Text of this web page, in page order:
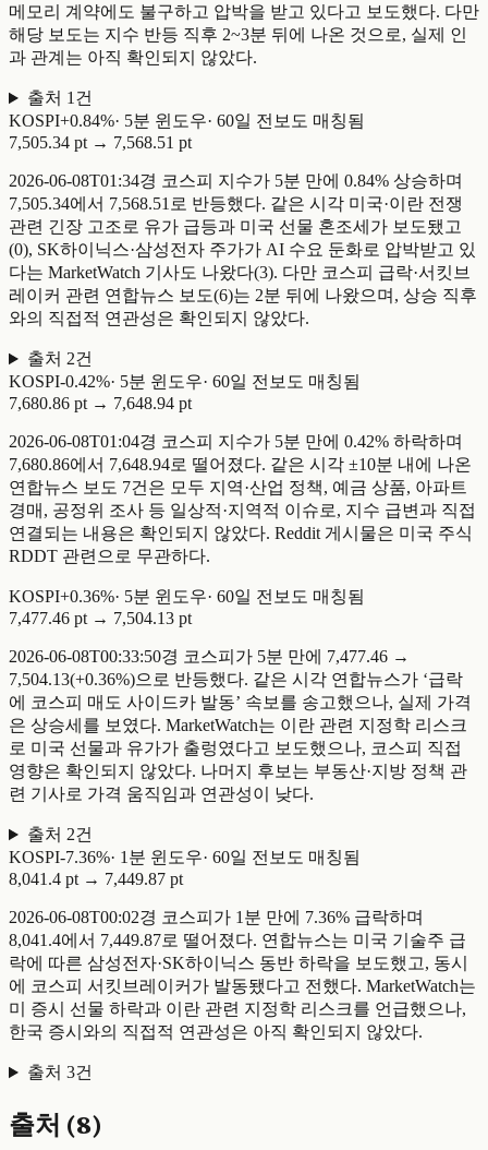
메모리 계약에도 불구하고 압박을 받고 있다고 보도했다. 다만
해당 보도는 지수 반등 직후 2~3분 뒤에 나온 것으로, 실제 인
과 관계는 아직 확인되지 않았다.
출처 1 건
KOSPI+0.84%· 5분 윈도우· 60일 전 보도 매칭됨
7,505.34 pt → 7,568.51 pt
2026-06-08T01:34경 코스피 지수가 5분 만에 0.84% 상승하며
7,505.34에서 7,568.51로 반등했다. 같은 시각 미국·이란 전쟁
관련 긴장 고조로 유가 급등과 미국 선물 혼조세가 보도됐고
(0), SK하이닉스·삼성전자 주가가 AI 수요 둔화로 압박받고 있
다는 MarketWatch 기사도 나왔다(3). 다만 코스피 급락·서킷브
레이커 관련 연합뉴스 보도(6)는 2분 뒤에 나왔으며, 상승 직후
와의 직접적 연관성은 확인되지 않았다.
출처 2건
KOSPI-0.42%· 5분 윈도우· 60일 전 보도 매칭됨
7,680.86 pt → 7,648.94 pt
2026-06-08T01:04경 코스피 지수가 5분 만에 0.42% 하락하며
7,680.86에서 7,648.94로 떨어졌다. 같은 시각 ±10분 내에 나온
연합뉴스 보도 7건은 모두 지역·산업 정책, 예금 상품, 아파트
경매, 공정위 조사 등 일상적·지역적 이슈로, 지수 급변과 직접
연결되는 내용은 확인되지 않았다. Reddit 게시물은 미국 주식
RDDT 관련으로 무관하다.
KOSPI+0.36%· 5분 윈도우· 60일 전 보도 매칭됨
7,477.46 pt → 7,504.13 pt
2026-06-08T00:33:50경 코스피가 5분 만에 7,477.46 →
7,504.13(+0.36%)으로 반등했다. 같은 시각 연합뉴스가 ‘급락
에 코스피 매도 사이드카 발동’ 속보를 송고했으나, 실제 가격
은 상승세를 보였다. MarketWatch는 이란 관련 지정학 리스크
로 미국 선물과 유가가 출렁였다고 보도했으나, 코스피 직접
영향은 확인되지 않았다. 나머지 후보는 부동산·지방 정책 관
련 기사로 가격 움직임과 연관성이 낮다.
출처 2건
KOSPI-7.36%· 1 분 윈도우· 60일 전 보도 매칭됨
8,041.4 pt → 7,449.87 pt
2026-06-08T00:02경 코스피가 1분 만에 7.36% 급락하며
8,041.4에서 7,449.87로 떨어졌다. 연합뉴스는 미국 기술주 급
락에 따른 삼성전자·SK하이닉스 동반 하락을 보도했고, 동시
에 코스피 서킷브레이커가 발동됐다고 전했다. MarketWatch는
미 증시 선물 하락과 이란 관련 지정학 리스크를 언급했으나,
한국 증시와의 직접적 연관성은 아직 확인되지 않았다.
출처 3건
출처 (8)